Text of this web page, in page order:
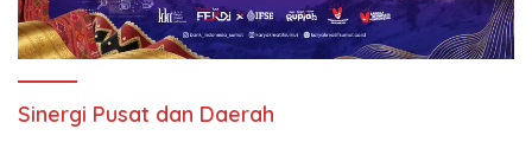
Sinergi Pusat dan Daerah